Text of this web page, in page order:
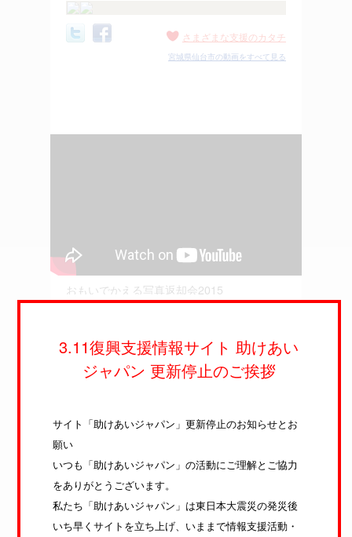
さまざまな支援のカタチ
宮城県仙台市の動画をすべて見る
おもいでかえる写真返却会2015
先の震災から丸4年を迎える2015年3月、津波を受
さまざまな支援のカタチ
3.11復興支援情報サイト 助けあい
ジャパン 更新停止のご挨拶
サイト「助けあいジャパン」更新停止のお知らせとお
願い
いつも「助けあいジャパン」の活動にご理解とご協力
をありがとうございます。
私たち「助けあいジャパン」は東日本大震災の発災後
いち早くサイトを立ち上げ、いままで情報支援活動・